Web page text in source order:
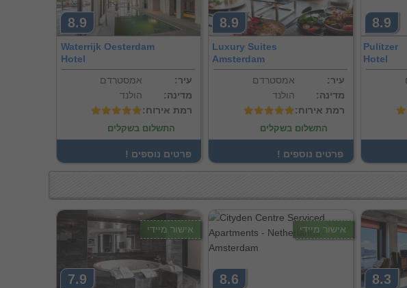
8.9
Pulitzer
Hotel
8.9
Luxury Suites
Amsterdam
אמסטרדם
:עיר
הולנד
:מדינה
:רמת אירוח
התשלום בשקלים
! פרטים נוספים
8.9
Waterrijk Oesterdam
Hotel
אמסטרדם
:עיר
הולנד
:מדינה
:רמת אירוח
התשלום בשקלים
! פרטים נוספים
8.3
8.6
אישור מיידי
7.9
אישור מיידי